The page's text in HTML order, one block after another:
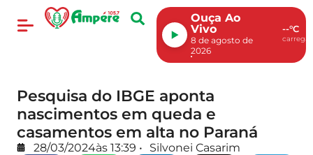
Ouça Ao
Vivo
8 de agosto de
2026
--°C
Pesquisa do IBGE aponta
nascimentos em queda e
casamentos em alta no Paraná
28/03/2024às 13:39 • Silvonei Casarim